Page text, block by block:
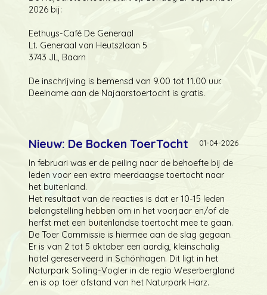
2026 bij:
Eethuys-Café De Generaal
Lt. Generaal van Heutszlaan 5
3743 JL, Baarn
De inschrijving is bemensd van 9.00 tot 11.00 uur.
Deelname aan de Najaarstoertocht is gratis.
01-04-2026
Nieuw: De Bocken ToerTocht
In februari was er de peiling naar de behoefte bij de
leden voor een extra meerdaagse toertocht naar
het buitenland.
Het resultaat van de reacties is dat er 10-15 leden
belangstelling hebben om in het voorjaar en/of de
herfst met een buitenlandse toertocht mee te gaan.
De Toer Commissie is hiermee aan de slag gegaan.
Er is van 2 tot 5 oktober een aardig, kleinschalig
hotel gereserveerd in Schönhagen. Dit ligt in het
Naturpark Solling-Vogler in de regio Weserbergland
en is op toer afstand van het Naturpark Harz.